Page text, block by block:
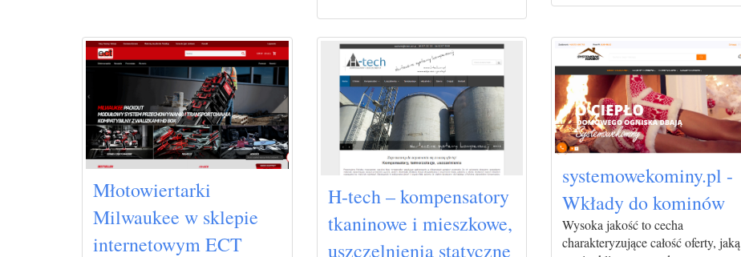
Młotowiertarki
Milwaukee w sklepie
internetowym ECT
H-tech – kompensatory
tkaninowe i mieszkowe,
uszczelnienia statyczne
systemowekominy.pl -
Wkłady do kominów
Wysoka jakość to cecha
charakteryzujące całość oferty, jaką